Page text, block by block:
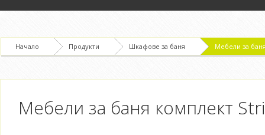
Начало Продукти Шкафове за баня Мебели за
Мебели за баня комплект